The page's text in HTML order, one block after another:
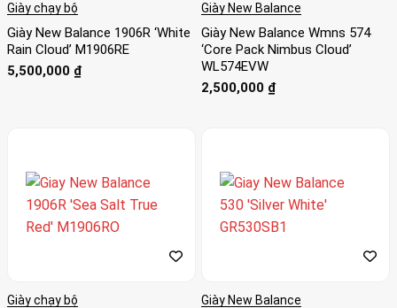
nó trở thành tấm gương trong ngành thể thao. Họ có một
sự tập trung độc đáo vào bền vững trong khi đảm bảo quy
trình sản xuất của họ là thân thiện với môi trường.
997S Bodega Better Days.
Bạn có thể kết hợp những đôi giày này với một loạt các sản
phẩm New Balance Apparel. Điều này bao gồm quần áo thể
thao, như quần shorts, quần, áo sơ mi và áo khoác, cũng như
Giày chạy bộ
Giày New Balance 1906R ‘White
Rain Cloud’ M1906RE
5,500,000 ₫
Giày New Balance
Giày New Balance Wmns 574
‘Core Pack Nimbus Cloud’
WL574EVW
2,500,000 ₫
Giày chạy bộ Giày New Balance